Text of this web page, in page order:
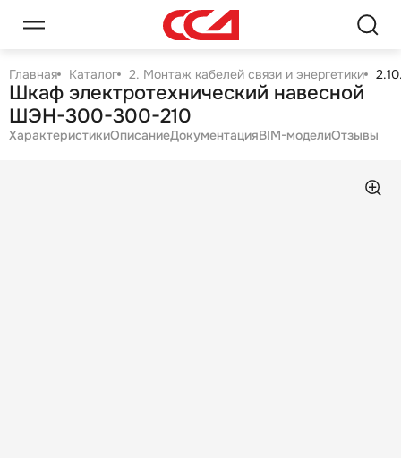
Главная Каталог 2. Монтаж кабелей связи и энергетики
Шкаф электротехнический навесной
ШЭН-300-300-210
ХарактеристикиОписаниеДокументацияBIM-моделиОтзывы